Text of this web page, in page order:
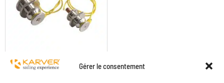
Gérer le consentement
OPTIONS KF - VERROUS